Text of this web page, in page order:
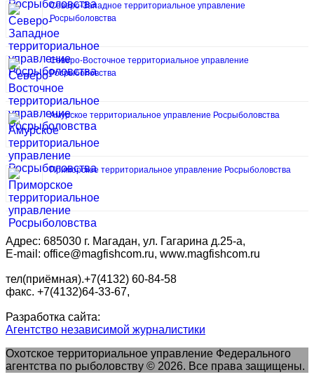
Северо-Западное территориальное управление
Росрыболовства
Северо-Восточное территориальное управление
Росрыболовства
Амурское территориальное управление Росрыболовства
Приморское территориальное управление Росрыболовства
Адрес: 685030 г. Магадан, ул. Гагарина д.25-а,
E-mail: office@magfishcom.ru, www.magfishcom.ru
тел(приёмная).+7(4132) 60-84-58
факс. +7(4132)64-33-67,
Разработка сайта:
Агентство независимой журналистики
Охотское территориальное управление Федерального
агентства по рыболовству © 2026. Все права защищены.